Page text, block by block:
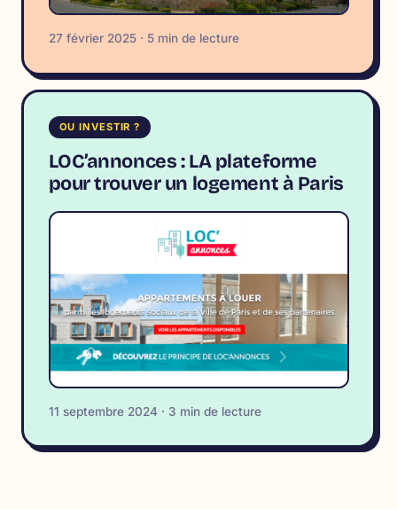
27 février 2025 · 5 min de lecture
OU INVESTIR ?
LOC’annonces : LA plateforme
pour trouver un logement à Paris
11 septembre 2024 · 3 min de lecture